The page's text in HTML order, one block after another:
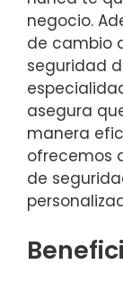
negocio.
de cambio
seguridad
asegura
manera
ofrecemos
de